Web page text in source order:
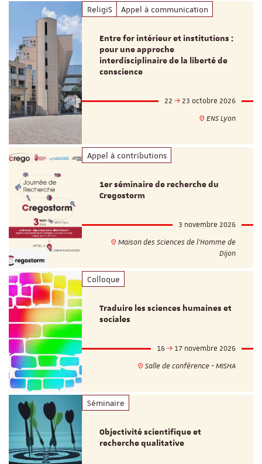
ReligiS Appel à communication
Entre for intérieur et institutions :
pour une approche
interdisciplinaire de la liberté de
conscience
22
23 octobre 2026
ENS Lyon
Appel à contributions
1er séminaire de recherche du
Cregostorm
3 novembre 2026
Maison des Sciences de l'Homme de
Dijon
Colloque
Traduire les sciences humaines et
sociales
16
17 novembre 2026
Salle de conférence - MISHA
Séminaire
Objectivité scientifique et
recherche qualitative